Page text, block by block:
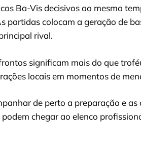
Ba-Vis decisivos ao mesmo
partidas colocam a geração de
rival.
significam mais do que
locais em momentos de
de perto a preparação e as
chegar ao elenco